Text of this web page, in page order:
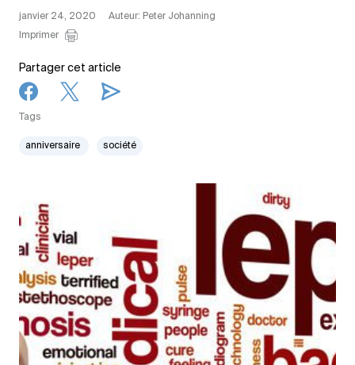
janvier 24, 2020
Auteur: Peter Johanning
Imprimer
Partager cet article
Tags
anniversaire société